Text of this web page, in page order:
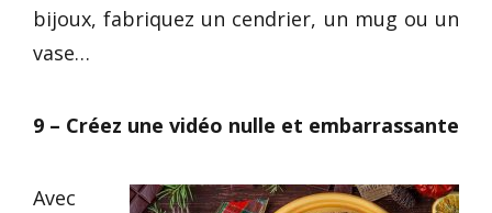
bijoux, fabriquez un cendrier, un mug ou un
vase…
9 – Créez une vidéo nulle et embarrassante
Avec